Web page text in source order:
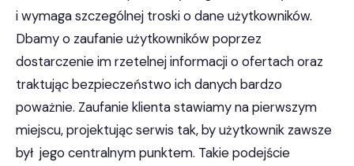
i wymaga szczególnej troski o dane użytkowników.
Dbamy o zaufanie użytkowników poprzez
dostarczenie im rzetelnej informacji o ofertach oraz
traktując bezpieczeństwo ich danych bardzo
poważnie. Zaufanie klienta stawiamy na pierwszym
miejscu, projektując serwis tak, by użytkownik zawsze
był jego centralnym punktem. Takie podejście